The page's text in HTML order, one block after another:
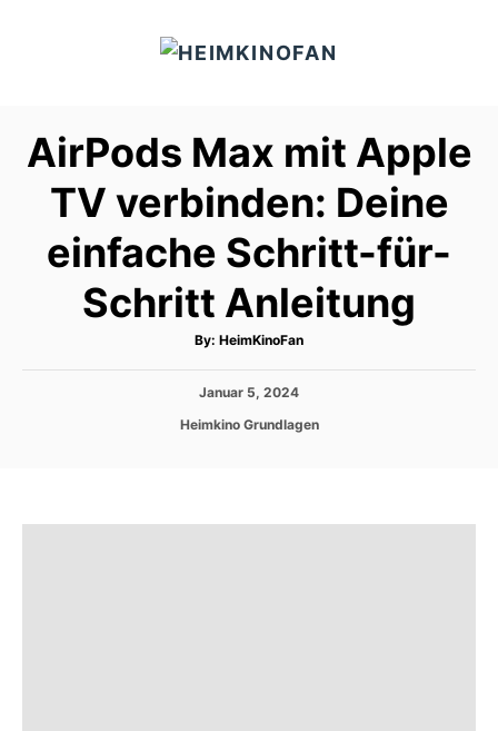
AirPods Max mit Apple
TV verbinden: Deine
einfache Schritt-für-
Schritt Anleitung
By: A
t
o
HeimKinoFan
P
s
Januar 5, 2024
C
o
Heimkino Grundlagen